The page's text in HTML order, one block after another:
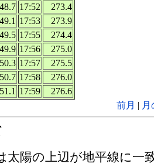
48.7 17:52
273.4
49.1 17:53
273.9
49.5 17:55
274.4
49.9 17:56
275.0
50.3 17:57
275.5
50.7 17:58
276.0
51.1 17:59
276.6
前月 |
太陽の上辺が地平線に一